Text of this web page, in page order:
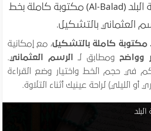
قراءة سورة البلد (Al-Balad) مكتوبة كاملة بخط
العثماني بالتشكيل.
مكتوبة كاملة بالتشكيل، مع إمكانية
وواضح ومطابق لـ الرسم العثماني .
في حجم الخط واختيار وضع القراءة
أو الليلي) لراحة عينيك أثناء التلاوة.